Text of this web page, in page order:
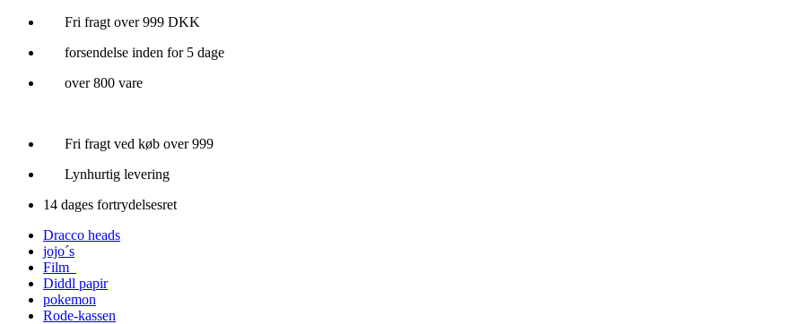
Videre
indhold
Fri fragt over 999 DKK
forsendelse inden for 5 dage
over 800 vare
Fri fragt ved køb over 999
Lynhurtig levering
14 dages fortrydelsesret
Dracco heads
jojo´s
Film
Diddl papir
pokemon
Rode-kassen